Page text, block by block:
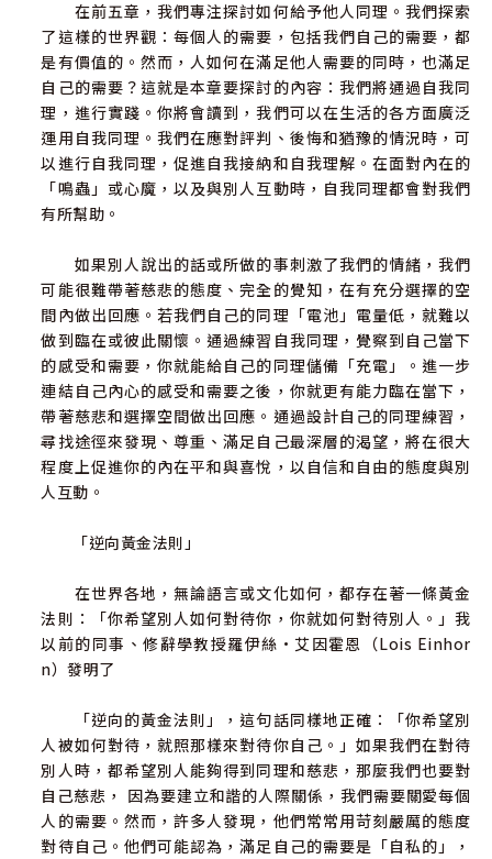
在前五章，我們專注探討如何給予他人同理。我們探索
了這樣的世界觀：每個人的需要，包括我們自己的需要，都
是有價值的。然而，人如何在滿足他人需要的同時，也滿足
自己的需要？這就是本章要探討的內容：我們將通過自我同
理，進行實踐。你將會讀到，我們可以在生活的各方面廣泛
運用自我同理。我們在應對評判、後悔和猶豫的情況時，可
以進行自我同理，促進自我接納和自我理解。在面對內在的
「鳴蟲」或心魔，以及與別人互動時，自我同理都會對我們
有所幫助。
如果別人說出的話或所做的事刺激了我們的情緒，我們
可能很難帶著慈悲的態度、完全的覺知，在有充分選擇的空
間內做出回應。若我們自己的同理「電池」電量低，就難以
做到臨在或彼此關懷。通過練習自我同理，覺察到自己當下
的感受和需要，你就能給自己的同理儲備「充電」。進一步
連結自己內心的感受和需要之後，你就更有能力臨在當下，
帶著慈悲和選擇空間做出回應。通過設計自己的同理練習，
尋找途徑來發現、尊重、滿足自己最深層的渴望，將在很大
程度上促進你的內在平和與喜悅，以自信和自由的態度與別
人互動。
「逆向黃金法則」
在世界各地，無論語言或文化如何，都存在著一條黃金
法則：「你希望別人如何對待你，你就如何對待別人。」我
以前的同事、修辭學教授羅伊絲•艾因霍恩（Lois Einhor
n）發明了
「逆向的黃金法則」，這句話同樣地正確：「你希望別
人被如何對待，就照那樣來對待你自己。」如果我們在對待
別人時，都希望別人能夠得到同理和慈悲，那麼我們也要對
自己慈悲， 因為要建立和諧的人際關係，我們需要關愛每個
人的需要。然而，許多人發現，他們常常用苛刻嚴厲的態度
對待自己。他們可能認為，滿足自己的需要是「自私的」，